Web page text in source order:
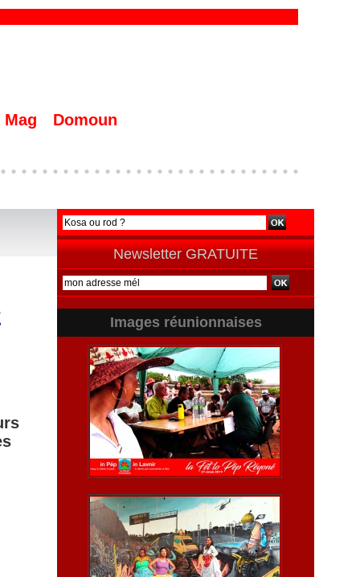
Mag Domoun
Newsletter GRATUITE
Images réunionnaises